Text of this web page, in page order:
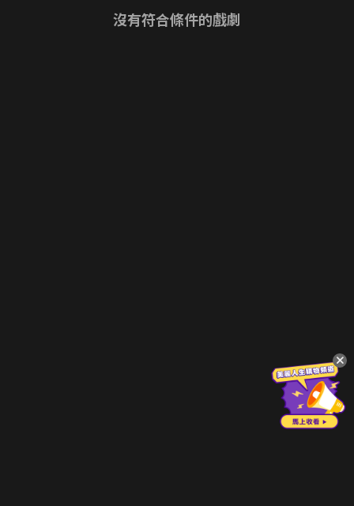
沒有符合條件的戲劇